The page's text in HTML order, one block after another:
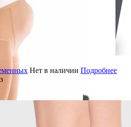
Нет в наличии Подробнее